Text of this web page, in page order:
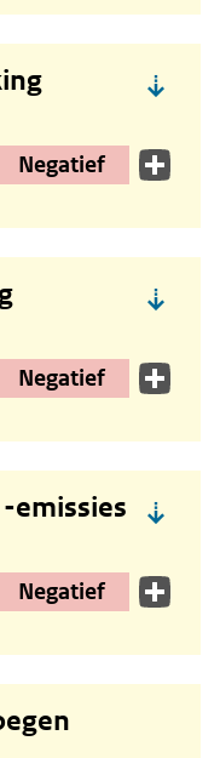
Negatief
Negatief
emissies
Negatief